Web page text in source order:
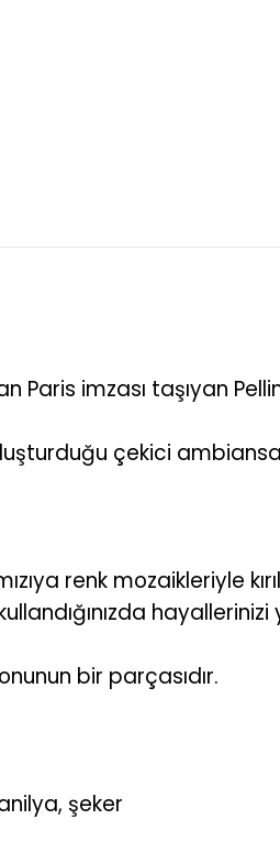
imzası taşıyan
çekici
renk mozaikleriyle
bir parçasıdır.
şeker